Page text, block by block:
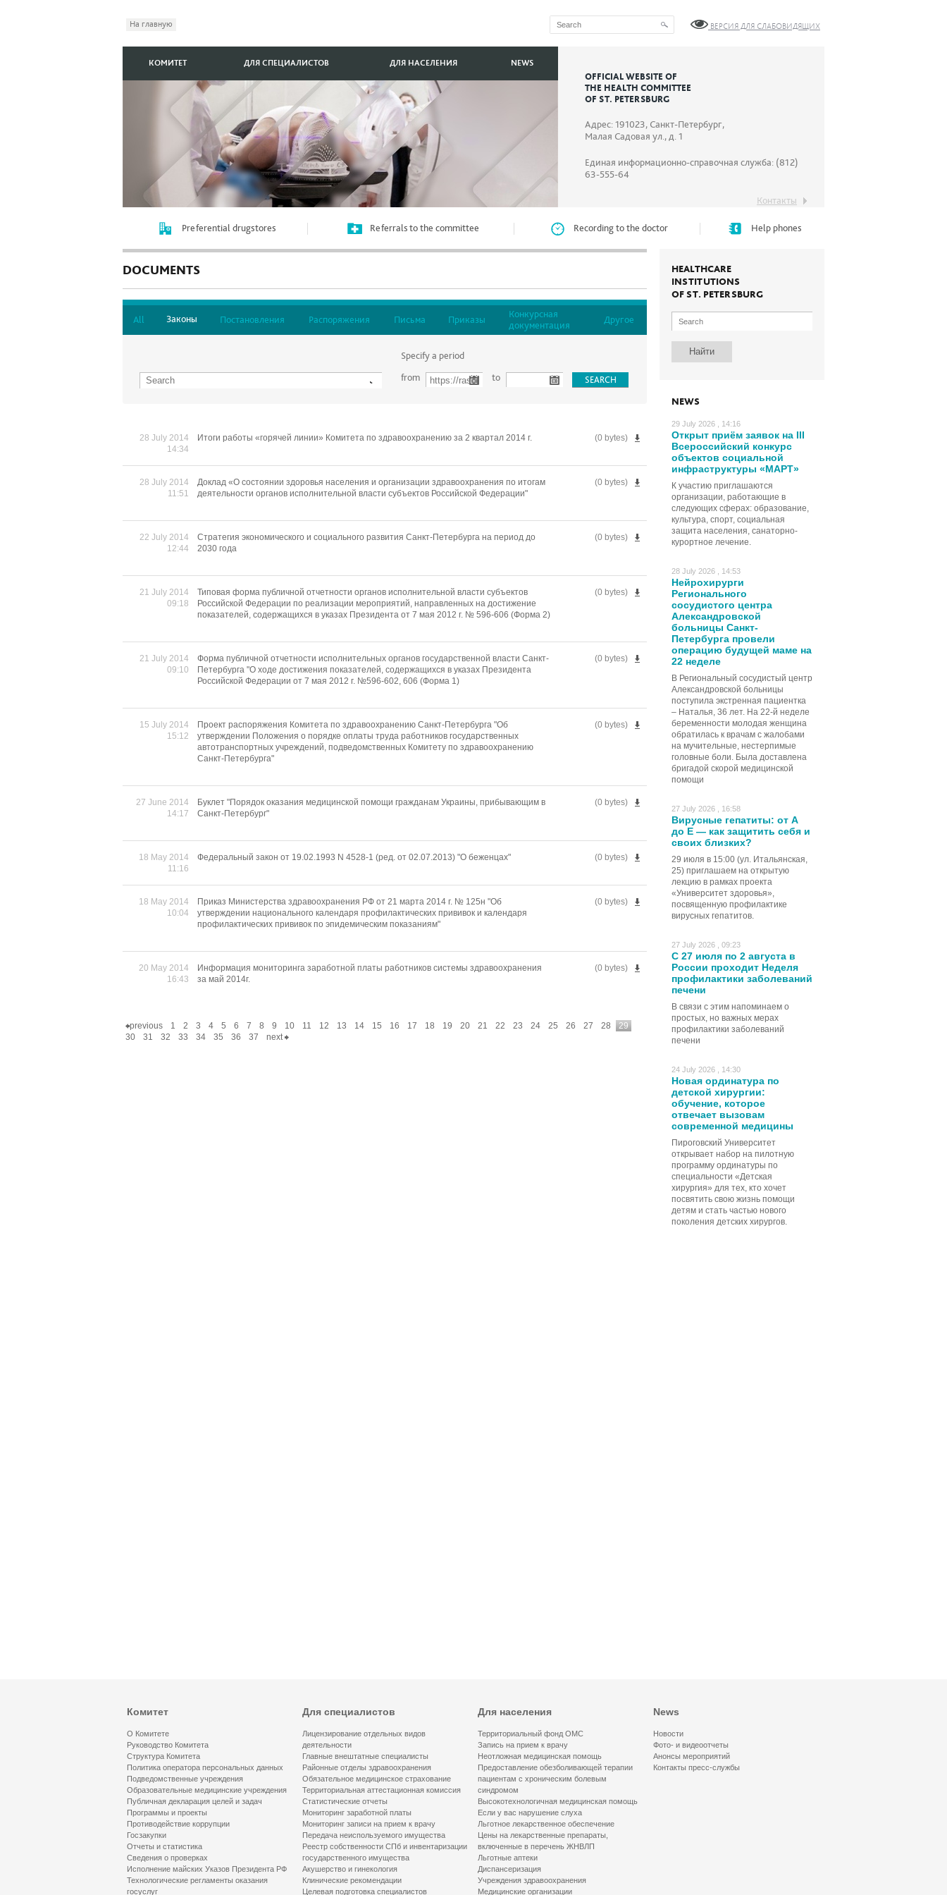
На главную ВЕРСИЯ ДЛЯ СЛАБОВИДЯЩИХ
OFFICIAL WEBSITE OF
THE HEALTH COMMITTEE
OF ST. PETERSBURG
Адрес: 191023, Санкт-Петербург,
Малая Садовая ул., д. 1
Единая информационно-справочная служба: (812)
63-555-64
Контакты
КОМИТЕТ ДЛЯ СПЕЦИАЛИСТОВ ДЛЯ НАСЕЛЕНИЯ NEWS
Preferential drugstores Referrals to the committee Recording to the doctor Help phones
HEALTHCARE
INSTITUTIONS
OF ST. PETERSBURG
NEWS
29 July 2026 , 14:16
Открыт приём заявок на III
Всероссийский конкурс
объектов социальной
инфраструктуры «МАРТ»
К участию приглашаются
организации, работающие в
следующих сферах: образование,
культура, спорт, социальная
защита населения, санаторно-
курортное лечение.
28 July 2026 , 14:53
Нейрохирурги
Регионального
сосудистого центра
Александровской
больницы Санкт-
Петербурга провели
операцию будущей маме на
22 неделе
В Региональный сосудистый центр
Александровской больницы
поступила экстренная пациентка
– Наталья, 36 лет. На 22-й неделе
беременности молодая женщина
обратилась к врачам с жалобами
на мучительные, нестерпимые
головные боли. Была доставлена
бригадой скорой медицинской
помощи
27 July 2026 , 16:58
Вирусные гепатиты: от А
до Е — как защитить себя и
своих близких?
29 июля в 15:00 (ул. Итальянская,
25) приглашаем на открытую
лекцию в рамках проекта
«Университет здоровья»,
посвященную профилактике
вирусных гепатитов.
27 July 2026 , 09:23
С 27 июля по 2 августа в
России проходит Неделя
профилактики заболеваний
печени
В связи с этим напоминаем о
простых, но важных мерах
профилактики заболеваний
печени
24 July 2026 , 14:30
Новая ординатура по
детской хирургии:
обучение, которое
отвечает вызовам
современной медицины
Пироговский Университет
открывает набор на пилотную
программу ординатуры по
специальности «Детская
хирургия» для тех, кто хочет
посвятить свою жизнь помощи
детям и стать частью нового
поколения детских хирургов.
DOCUMENTS
All Законы Постановления Распоряжения Письма Приказы
Конкурсная
документация
Другое
Specify a period
from
to
28 July 2014
14:34
(0 bytes)
Итоги работы «горячей линии» Комитета по здравоохранению за 2 квартал 2014 г.
28 July 2014
11:51
(0 bytes)
Доклад «О состоянии здоровья населения и организации здравоохранения по итогам
деятельности органов исполнительной власти субъектов Российской Федерации"
22 July 2014
12:44
(0 bytes)
Cтратегия экономического и социального развития Санкт-Петербурга на период до
2030 года
21 July 2014
09:18
(0 bytes)
Типовая форма публичной отчетности органов исполнительной власти субъектов
Российской Федерации по реализации мероприятий, направленных на достижение
показателей, содержащихся в указах Президента от 7 мая 2012 г. № 596-606 (Форма 2)
21 July 2014
09:10
(0 bytes)
Форма публичной отчетности исполнительных органов государственной власти Санкт-
Петербурга "О ходе достижения показателей, содержащихся в указах Президента
Российской Федерации от 7 мая 2012 г. №596-602, 606 (Форма 1)
15 July 2014
15:12
(0 bytes)
Проект распоряжения Комитета по здравоохранению Санкт-Петербурга "Об
утверждении Положения о порядке оплаты труда работников государственных
автотранспортных учреждений, подведомственных Комитету по здравоохранению
Санкт-Петербурга"
27 June 2014
14:17
(0 bytes)
Буклет "Порядок оказания медицинской помощи гражданам Украины, прибывающим в
Санкт-Петербург"
18 May 2014
11:16
(0 bytes)
Федеральный закон от 19.02.1993 N 4528-1 (ред. от 02.07.2013) "О беженцах"
18 May 2014
10:04
(0 bytes)
Приказ Министерства здравоохранения РФ от 21 марта 2014 г. № 125н "Об
утверждении национального календаря профилактических прививок и календаря
профилактических прививок по эпидемическим показаниям"
20 May 2014
16:43
(0 bytes)
Информация мониторинга заработной платы работников системы здравоохранения
за май 2014г.
previous 1 2 3 4 5 6 7 8 9 10 11 12 13 14 15 16 17 18 19 20 21 22 23 24 25 26 27 28
29
30
31 32 33 34 35 36 37 next
Комитет
О Комитете
Руководство Комитета
Структура Комитета
Политика оператора персональных данных
Подведомственные учреждения
Образовательные медицинские учреждения
Публичная декларация целей и задач
Программы и проекты
Противодействие коррупции
Госзакупки
Отчеты и статистика
Сведения о проверках
Исполнение майских Указов Президента РФ
Технологические регламенты оказания
госуслуг
Для специалистов
Лицензирование отдельных видов
деятельности
Главные внештатные специалисты
Районные отделы здравоохранения
Обязательное медицинское страхование
Территориальная аттестационная комиссия
Статистические отчеты
Мониторинг заработной платы
Мониторинг записи на прием к врачу
Передача неиспользуемого имущества
Реестр собственности СПб и инвентаризации
государственного имущества
Акушерство и гинекология
Клинические рекомендации
Целевая подготовка специалистов
Для населения
Территориальный фонд ОМС
Запись на прием к врачу
Неотложная медицинская помощь
Предоставление обезболивающей терапии
пациентам с хроническим болевым
синдромом
Высокотехнологичная медицинская помощь
Если у вас нарушение слуха
Льготное лекарственное обеспечение
Цены на лекарственные препараты,
включенные в перечень ЖНВЛП
Льготные аптеки
Диспансеризация
Учреждения здравоохранения
Медицинские организации
News
Новости
Фото- и видеоотчеты
Анонсы мероприятий
Контакты пресс-службы